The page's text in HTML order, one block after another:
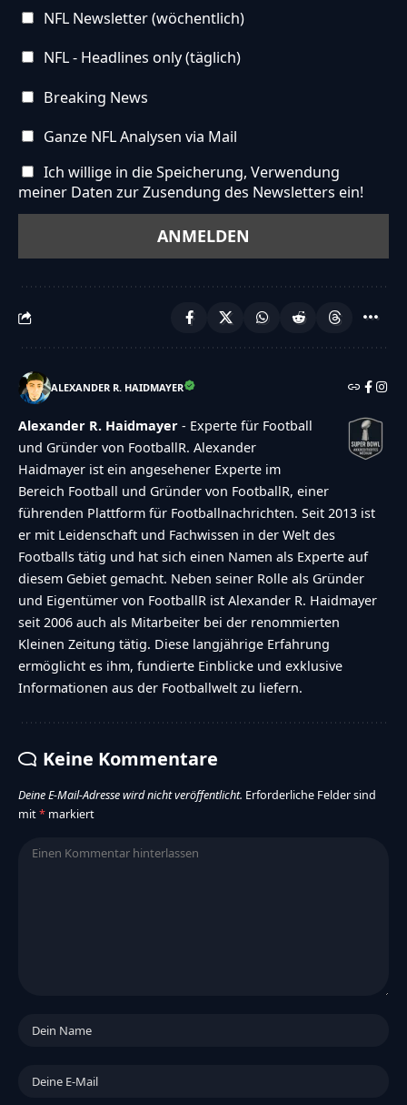
NFL Newsletter (wöchentlich)
NFL - Headlines only (täglich)
Breaking News
Ganze NFL Analysen via Mail
Ich willige in die Speicherung, Verwendung
meiner Daten zur Zusendung des Newsletters ein!
ALEXANDER R. HAIDMAYER
Alexander R. Haidmayer - Experte für Football
und Gründer von FootballR. Alexander
Haidmayer ist ein angesehener Experte im
Bereich Football und Gründer von FootballR, einer
führenden Plattform für Footballnachrichten. Seit 2013 ist
er mit Leidenschaft und Fachwissen in der Welt des
Footballs tätig und hat sich einen Namen als Experte auf
diesem Gebiet gemacht. Neben seiner Rolle als Gründer
und Eigentümer von FootballR ist Alexander R. Haidmayer
seit 2006 auch als Mitarbeiter bei der renommierten
Kleinen Zeitung tätig. Diese langjährige Erfahrung
ermöglicht es ihm, fundierte Einblicke und exklusive
Informationen aus der Footballwelt zu liefern.
Keine Kommentare
Deine E-Mail-Adresse wird nicht veröffentlicht. Erforderliche Felder sind
mit* markiert